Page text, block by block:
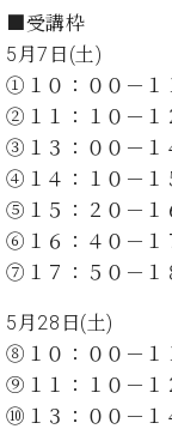
サ
ー
ト
/
C.
ベ
ュ
タ
イ
レ
ジ
デ
の
取
り
組
ア
ノ
製
番
号
の
音
色
ベ
ヒ
シ
ュ
タ
ン
を
弾
く
前
に
メ
デ
ィ
ア
報)
キ
ャ
ン
ー
ン
コ
ィ
ー
ラ
ー・
取
扱
店
店
舗・
ロ
ン・
調
律
趣
味
か
ら
本
的
に
学
方
ま
で
大
■受講枠
5月7日(土)
①１０：００－
②１１：１０－
③１３：００－
④１４：１０－
⑤１５：２０－
⑥１６：４０－
⑦１７：５０－
5月28日(土)
⑧１０：００－
⑨１１：１０－
⑩１３：００－